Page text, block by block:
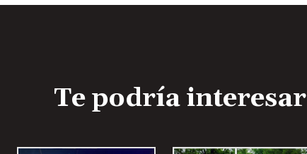
Te podría interesar